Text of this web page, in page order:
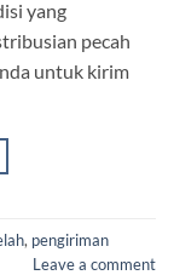
yang
pecah
untuk kirim
, pengiriman
Leave a comment